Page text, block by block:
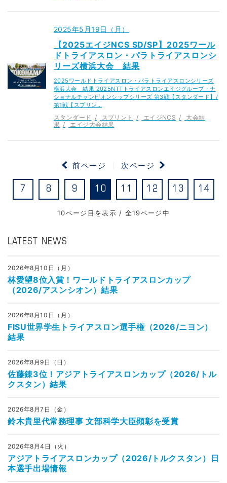
2025年5月19日（月）
【2025エイジNCS SD/SP】2025ワール
ドトライアスロン・パラトライアスロンシ
リーズ横浜大会 結果
2025ワールドトライアスロン・パラトライアスロンシリーズ
横浜大会 結果 2025NTTトライアスロンエイジグループ・ナ
ショナルチャンピオンシップシリーズ 第3戦【スタンダード】/
第1戦【スプリン…
スタンダード スプリント エイジNCS
大会結
果
エイジ大会結果
10ページ目を表示 / 全19ページ中
前ページ
7 8 9 10 11 12 13 14
次ページ
LATEST NEWS
2026年8月10日（月）
林愛望8位入賞！ワールドトライアスロンカップ
（2026/アスンシオン）結果
2026年8月10日（月）
FISU世界学生トライアスロン選手権（2026/ニヨン）
結果
2026年8月9日（日）
佐藤錬3位！アジアトライアスロンカップ（2026/トル
クスタン）結果
2026年8月7日（金）
鈴木貴里代常務理事 文部科学大臣顕彰を受賞
2026年8月4日（火）
アジアトライアスロンカップ（2026/トルクスタン）日
本選手出場情報